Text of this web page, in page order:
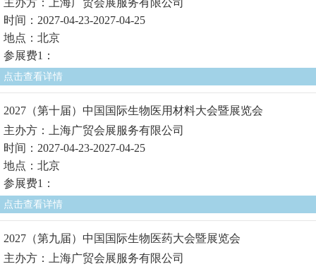
主办方：上海广贸会展服务有限公司
时间：2027-04-23-2027-04-25
地点：北京
参展费1：
点击查看详情
2027（第十届）中国国际生物医用材料大会暨展览会
主办方：上海广贸会展服务有限公司
时间：2027-04-23-2027-04-25
地点：北京
参展费1：
点击查看详情
2027（第九届）中国国际生物医药大会暨展览会
主办方：上海广贸会展服务有限公司